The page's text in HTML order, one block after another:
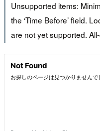
Unsupported items:
the ‘Time Before’ field.
are not yet supported.